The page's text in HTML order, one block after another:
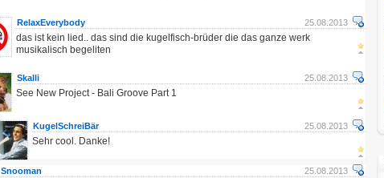
25.08.2013
RelaxEverybody
das ist kein lied.. das sind die kugelfisch-brüder die das ganze werk
musikalisch begeliten
25.08.2013
Skalli
See New Project - Bali Groove Part 1
25.08.2013
KugelSchreiBär
Sehr cool. Danke!
25.08.2013
Snooman